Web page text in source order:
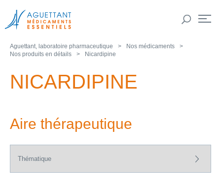
Aguettant, laboratoire pharmaceutique
Nos médicaments
Nos produits en détails
Nicardipine
NICARDIPINE
Aire thérapeutique